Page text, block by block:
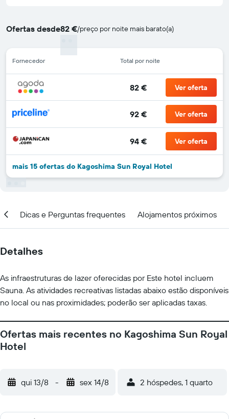
Ofertas desde82 €/preço por noite mais barato(a)
Fornecedor Total por noite
82 € Ver oferta
92 € Ver oferta
94 € Ver oferta
mais 15 ofertas do Kagoshima Sun Royal Hotel
Dicas e Perguntas frequentes Alojamentos próximos
Detalhes
As infraestruturas de lazer oferecidas por Este hotel incluem
Sauna. As atividades recreativas listadas abaixo estão disponíveis
no local ou nas proximidades; poderão ser aplicadas taxas.
Ofertas mais recentes no Kagoshima Sun Royal
Hotel
qui 13/8 - sex 14/8 2 hóspedes, 1 quarto